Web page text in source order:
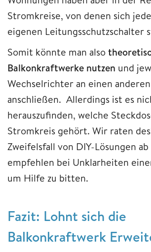
Stromkreise, von denen sich
eigenen Leitungsschutzschalter
Somit könnte man also
Balkonkraftwerke nutzen und
Wechselrichter an einen
anschließen. Allerdings ist es
herauszufinden, welche
Stromkreis gehört. Wir raten
Zweifelsfall von DIY-Lösungen
empfehlen bei Unklarheiten
um Hilfe zu bitten.
Fazit: Lohnt sich die
Balkonkraftwerk